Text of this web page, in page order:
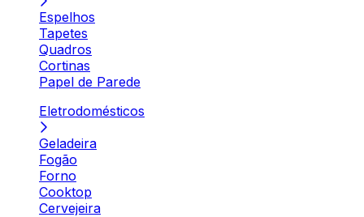
Espelhos
Tapetes
Quadros
Cortinas
Papel de Parede
Eletrodomésticos
Geladeira
Fogão
Forno
Cooktop
Cervejeira